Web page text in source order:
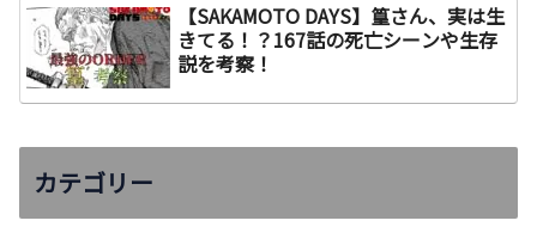
【SAKAMOTO DAYS】篁さん、実は生
きてる！？167話の死亡シーンや生存
説を考察！
カテゴリー